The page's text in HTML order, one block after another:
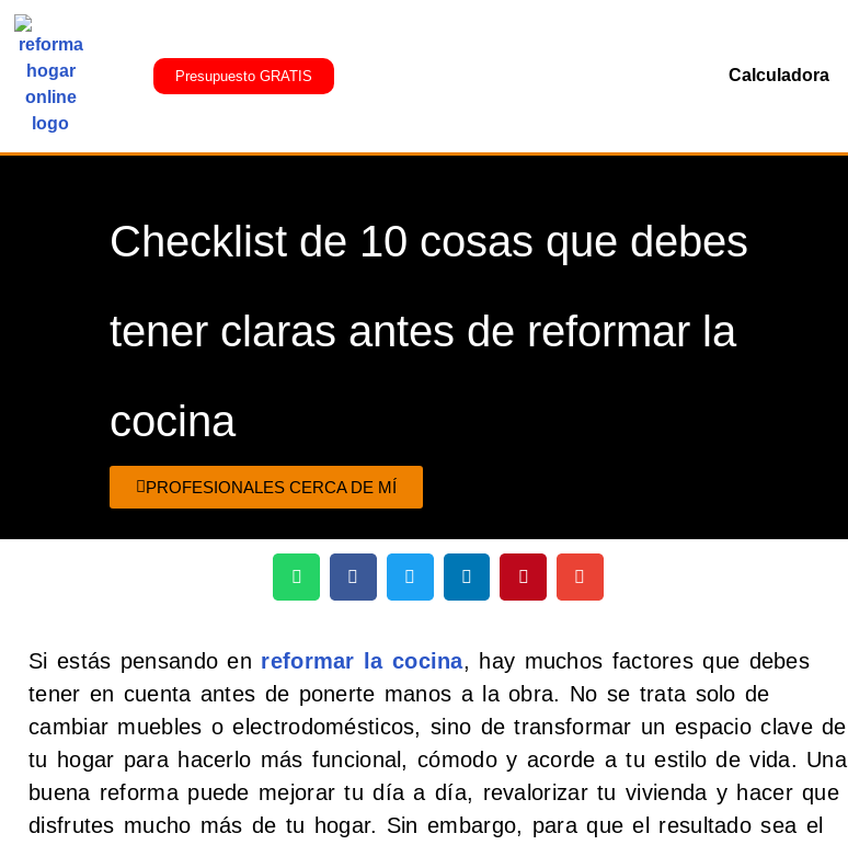
Presupuesto GRATIS Calculadora
Checklist de 10 cosas que debes
tener claras antes de reformar la
cocina
PROFESIONALES CERCA DE MÍ
Si estás pensando en reformar la cocina, hay muchos factores que debes
tener en cuenta antes de ponerte manos a la obra. No se trata solo de
cambiar muebles o electrodomésticos, sino de transformar un espacio clave de
tu hogar para hacerlo más funcional, cómodo y acorde a tu estilo de vida. Una
buena reforma puede mejorar tu día a día, revalorizar tu vivienda y hacer que
disfrutes mucho más de tu hogar. Sin embargo, para que el resultado sea el